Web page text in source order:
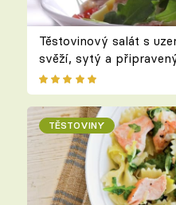
Těstovinový salát s
svěží, sytý a
TĚSTOVINY